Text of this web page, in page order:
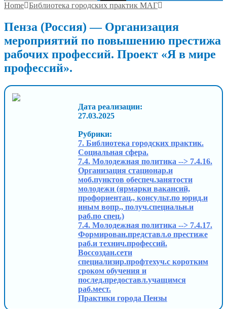
Home Библиотека городских практик МАГ
Пенза (Россия) — Организация
мероприятий по повышению престижа
рабочих профессий. Проект «Я в мире
профессий».
Дата реализации:
27.03.2025
Рубрики:
7. Библиотека городских практик.
Социальная сфера.
7.4. Молодежная политика --> 7.4.16.
Организация стационар.и
моб.пунктов обеспеч.занятости
молодежи (ярмарки вакансий,
профориентац., консульт.по юрид.и
иным вопр., получ.специальн.и
раб.по спец.)
7.4. Молодежная политика --> 7.4.17.
Формирован.представл.о престиже
раб.и технич.профессий.
Воссоздан.сети
специализир.профтехуч.с коротким
сроком обучения и
послед.предоставл.учащимся
раб.мест.
Практики города Пензы